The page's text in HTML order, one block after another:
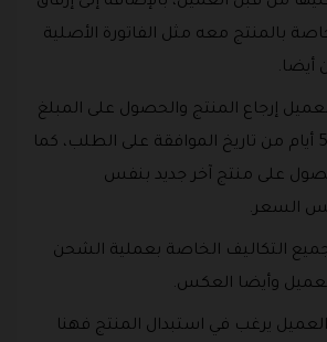
بالمنتج معه مثل الفاتورة الأصلية
أيضا.
إرجاع المنتج والحصول على المبلغ
الخاص به خلال 5 أيام من تاريخ الموافقة على الطلب، كما
على منتج آخر جديد بنفس
السعر.
التكاليف الخاصة بعملية الشحن
وأيضا العكس.
يرغب في استبدال المنتج فهنا